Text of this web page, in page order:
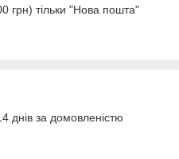
грн) тільки "Нова пошта"
днів за домовленістю